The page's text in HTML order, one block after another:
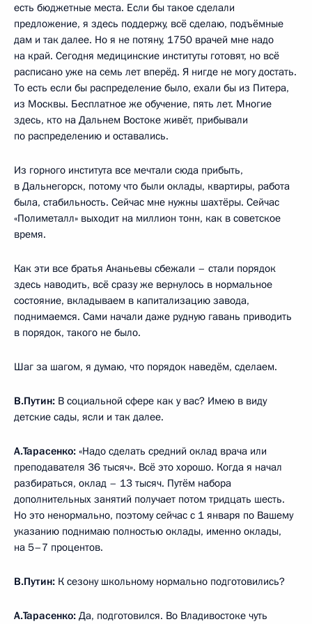
есть бюджетные места. Если бы такое сделали
предложение, я здесь поддержу, всё сделаю, подъёмные
дам и так далее. Но я не потяну, 1750 врачей мне надо
на край. Сегодня медицинские институты готовят, но всё
расписано уже на семь лет вперёд. Я нигде не могу достать.
То есть если бы распределение было, ехали бы из Питера,
из Москвы. Бесплатное же обучение, пять лет. Многие
здесь, кто на Дальнем Востоке живёт, прибывали
по распределению и оставались.
Из горного института все мечтали сюда прибыть,
в Дальнегорск, потому что были оклады, квартиры, работа
была, стабильность. Сейчас мне нужны шахтёры. Сейчас
«Полиметалл» выходит на миллион тонн, как в советское
время.
Как эти все братья Ананьевы сбежали – стали порядок
здесь наводить, всё сразу же вернулось в нормальное
состояние, вкладываем в капитализацию завода,
поднимаемся. Сами начали даже рудную гавань приводить
в порядок, такого не было.
Шаг за шагом, я думаю, что порядок наведём, сделаем.
В.Путин: В социальной сфере как у вас? Имею в виду
детские сады, ясли и так далее.
А.Тарасенко: «Надо сделать средний оклад врача или
преподавателя 36 тысяч». Всё это хорошо. Когда я начал
разбираться, оклад – 13 тысяч. Путём набора
дополнительных занятий получает потом тридцать шесть.
Но это ненормально, поэтому сейчас с 1 января по Вашему
указанию поднимаю полностью оклады, именно оклады,
на 5–7 процентов.
В.Путин: К сезону школьному нормально подготовились?
А.Тарасенко: Да, подготовился. Во Владивостоке чуть